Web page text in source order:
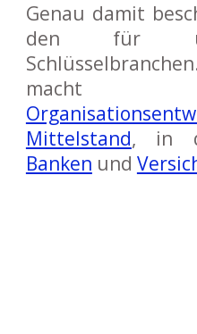
Genau damit
den für
macht
Mittelstand, in
Banken und